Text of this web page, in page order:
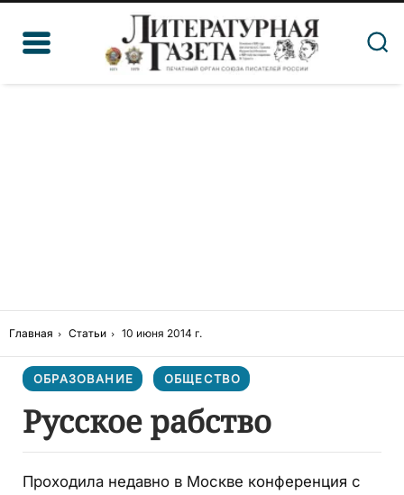
Главная Статьи 10 июня 2014 г.
ОБРАЗОВАНИЕ ОБЩЕСТВО
Русское рабство
Проходила недавно в Москве конференция с